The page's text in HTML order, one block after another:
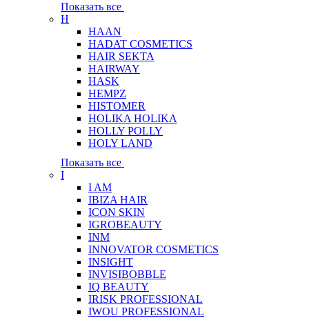
Показать все
H
HAAN
HADAT COSMETICS
HAIR SEKTA
HAIRWAY
HASK
HEMPZ
HISTOMER
HOLIKA HOLIKA
HOLLY POLLY
HOLY LAND
Показать все
I
I AM
IBIZA HAIR
ICON SKIN
IGROBEAUTY
INM
INNOVATOR COSMETICS
INSIGHT
INVISIBOBBLE
IQ BEAUTY
IRISK PROFESSIONAL
IWOU PROFESSIONAL